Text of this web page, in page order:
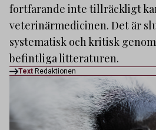
fortfarande inte tillräckligt
veterinärmedicinen. Det är
systematisk och kritisk
befintliga litteraturen.
Text Redaktionen